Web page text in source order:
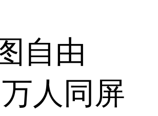
自由
人同屏